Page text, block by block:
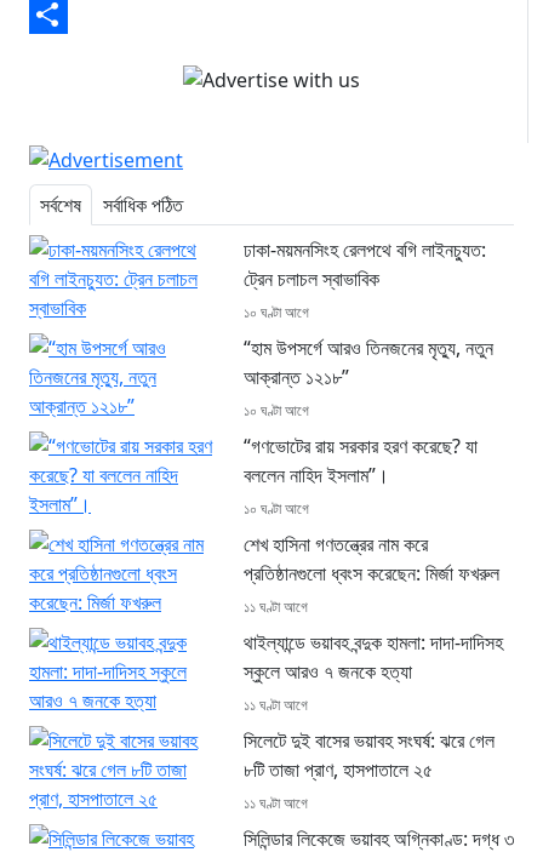
Email
সর্বশেষ
সর্বাধিক পঠিত
ঢাকা-ময়মনসিংহ রেলপথে বগি লাইনচ্যুত:
ট্রেন চলাচল স্বাভাবিক
১০ ঘণ্টা আগে
“হাম উপসর্গে আরও তিনজনের মৃত্যু, নতুন
আক্রান্ত ১২১৮”
১০ ঘণ্টা আগে
“গণভোটের রায় সরকার হরণ করেছে? যা
বললেন নাহিদ ইসলাম”।
১০ ঘণ্টা আগে
শেখ হাসিনা গণতন্ত্রের নাম করে
প্রতিষ্ঠানগুলো ধ্বংস করেছেন: মির্জা ফখরুল
১১ ঘণ্টা আগে
থাইল্যান্ডে ভয়াবহ বন্দুক হামলা: দাদা-দাদিসহ
স্কুলে আরও ৭ জনকে হত্যা
১১ ঘণ্টা আগে
সিলেটে দুই বাসের ভয়াবহ সংঘর্ষ: ঝরে গেল
৮টি তাজা প্রাণ, হাসপাতালে ২৫
১১ ঘণ্টা আগে
সিলিন্ডার লিকেজে ভয়াবহ অগ্নিকাণ্ড: দগ্ধ ৩